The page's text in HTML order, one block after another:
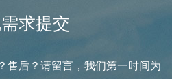
求提交
售后？请留言，我们第一时间为